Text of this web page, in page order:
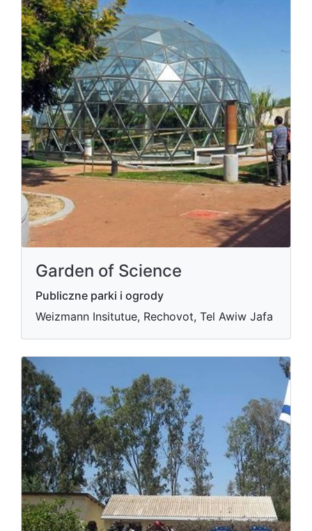
Garden of Science
Publiczne parki i ogrody
Weizmann Insitutue, Rechovot, Tel Awiw Jafa